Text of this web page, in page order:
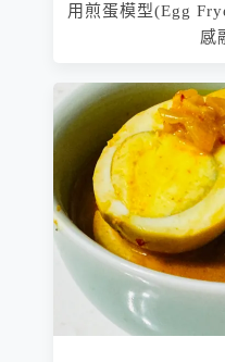
用煎蛋模型(Egg
感